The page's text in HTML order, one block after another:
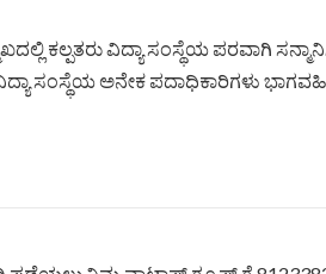
ಕಲ್ಪತರು ವಿದ್ಯಾ ಸಂಸ್ಥೆಯ ಪರವಾಗಿ
ಸಂಸ್ಥೆಯ ಅನೇಕ ಪದಾಧಿಕಾರಿಗಳು